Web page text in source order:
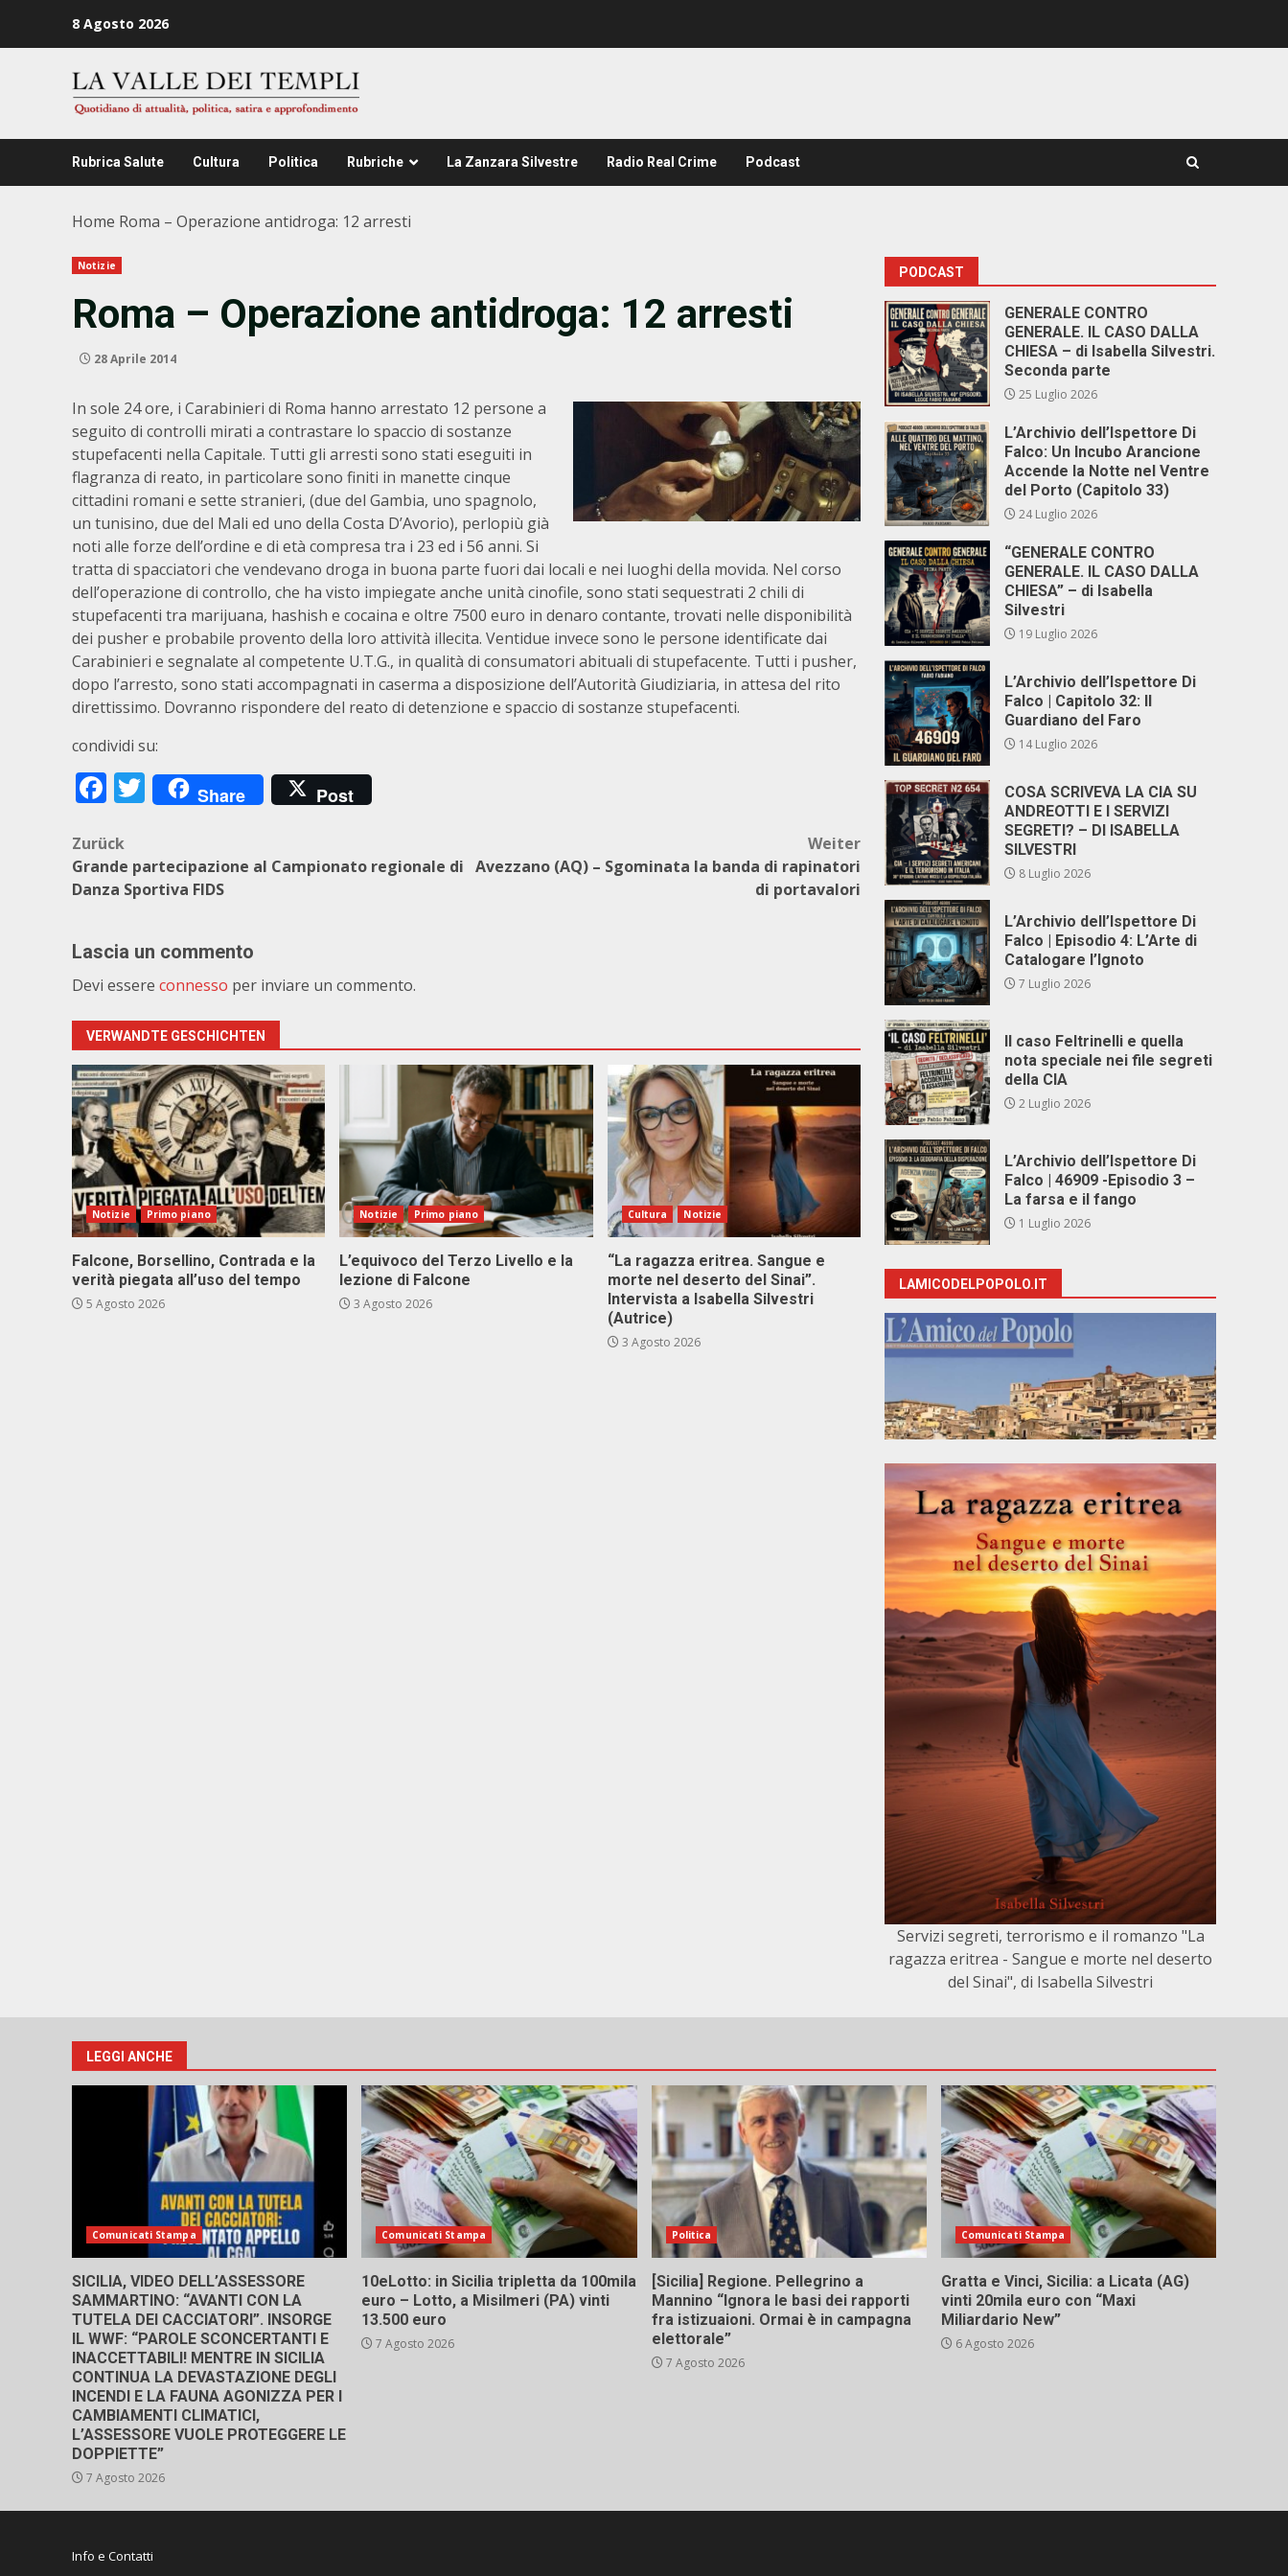
8 Agosto 2026
Rubrica Salute Cultura Politica Rubriche La Zanzara Silvestre Radio Real Crime Podcast
Home Roma – Operazione antidroga: 12 arresti
Notizie
Roma – Operazione antidroga: 12 arresti
28 Aprile 2014
In sole 24 ore, i Carabinieri di Roma hanno arrestato 12 persone a
seguito di controlli mirati a contrastare lo spaccio di sostanze
stupefacenti nella Capitale. Tutti gli arresti sono stati eseguiti in
flagranza di reato, in particolare sono finiti in manette cinque
cittadini romani e sette stranieri, (due del Gambia, uno spagnolo,
un tunisino, due del Mali ed uno della Costa D’Avorio), perlopiù già
noti alle forze dell’ordine e di età compresa tra i 23 ed i 56 anni. Si
tratta di spacciatori che vendevano droga in buona parte fuori dai locali e nei luoghi della movida. Nel corso
dell’operazione di controllo, che ha visto impiegate anche unità cinofile, sono stati sequestrati 2 chili di
stupefacenti tra marijuana, hashish e cocaina e oltre 7500 euro in denaro contante, trovati nelle disponibilità
dei pusher e probabile provento della loro attività illecita. Ventidue invece sono le persone identificate dai
Carabinieri e segnalate al competente U.T.G., in qualità di consumatori abituali di stupefacente. Tutti i pusher,
dopo l’arresto, sono stati accompagnati in caserma a disposizione dell’Autorità Giudiziaria, in attesa del rito
direttissimo. Dovranno rispondere del reato di detenzione e spaccio di sostanze stupefacenti.
condividi su:
Facebook
Twitter
Share Post
Beitragsnavigation
Zurück
Grande partecipazione al Campionato regionale di
Danza Sportiva FIDS
Weiter
Avezzano (AQ) – Sgominata la banda di rapinatori
di portavalori
Lascia un commento
Devi essere connesso per inviare un commento.
VERWANDTE GESCHICHTEN
Notizie Primo piano
Falcone, Borsellino, Contrada e la
verità piegata all’uso del tempo
5 Agosto 2026
Notizie Primo piano
L’equivoco del Terzo Livello e la
lezione di Falcone
3 Agosto 2026
Cultura Notizie
“La ragazza eritrea. Sangue e
morte nel deserto del Sinai”.
Intervista a Isabella Silvestri
(Autrice)
3 Agosto 2026
PODCAST
GENERALE CONTRO
GENERALE. IL CASO DALLA
CHIESA – di Isabella Silvestri.
Seconda parte
25 Luglio 2026
L’Archivio dell’Ispettore Di
Falco: Un Incubo Arancione
Accende la Notte nel Ventre
del Porto (Capitolo 33)
24 Luglio 2026
“GENERALE CONTRO
GENERALE. IL CASO DALLA
CHIESA” – di Isabella
Silvestri
19 Luglio 2026
L’Archivio dell’Ispettore Di
Falco | Capitolo 32: Il
Guardiano del Faro
14 Luglio 2026
COSA SCRIVEVA LA CIA SU
ANDREOTTI E I SERVIZI
SEGRETI? – DI ISABELLA
SILVESTRI
8 Luglio 2026
L’Archivio dell’Ispettore Di
Falco | Episodio 4: L’Arte di
Catalogare l’Ignoto
7 Luglio 2026
Il caso Feltrinelli e quella
nota speciale nei file segreti
della CIA
2 Luglio 2026
L’Archivio dell’Ispettore Di
Falco | 46909 -Episodio 3 –
La farsa e il fango
1 Luglio 2026
LAMICODELPOPOLO.IT
Servizi segreti, terrorismo e il romanzo "La
ragazza eritrea - Sangue e morte nel deserto
del Sinai", di Isabella Silvestri
LEGGI ANCHE
Comunicati Stampa
SICILIA, VIDEO DELL’ASSESSORE
SAMMARTINO: “AVANTI CON LA
TUTELA DEI CACCIATORI”. INSORGE
IL WWF: “PAROLE SCONCERTANTI E
INACCETTABILI! MENTRE IN SICILIA
CONTINUA LA DEVASTAZIONE DEGLI
INCENDI E LA FAUNA AGONIZZA PER I
CAMBIAMENTI CLIMATICI,
L’ASSESSORE VUOLE PROTEGGERE LE
DOPPIETTE”
7 Agosto 2026
Comunicati Stampa
10eLotto: in Sicilia tripletta da 100mila
euro – Lotto, a Misilmeri (PA) vinti
13.500 euro
7 Agosto 2026
Politica
[Sicilia] Regione. Pellegrino a
Mannino “Ignora le basi dei rapporti
fra istizuaioni. Ormai è in campagna
elettorale”
7 Agosto 2026
Comunicati Stampa
Gratta e Vinci, Sicilia: a Licata (AG)
vinti 20mila euro con “Maxi
Miliardario New”
6 Agosto 2026
Info e Contatti